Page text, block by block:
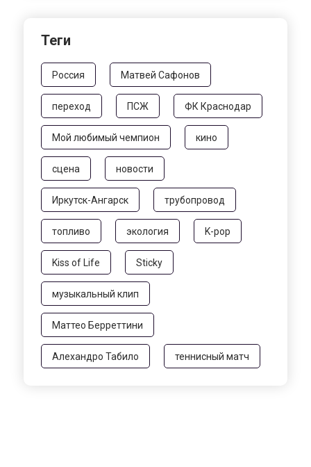
Теги
Россия Матвей Сафонов
переход ПСЖ ФК Краснодар
Мой любимый чемпион кино
сцена новости
Иркутск-Ангарск трубопровод
топливо экология K-pop
Kiss of Life Sticky
музыкальный клип
Маттео Берреттини
Алехандро Табило теннисный матч